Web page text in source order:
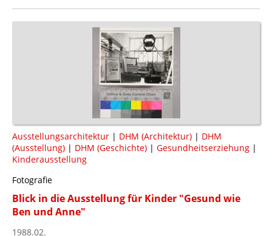
Ausstellungsarchitektur | DHM (Architektur) | DHM
(Ausstellung) | DHM (Geschichte) | Gesundheitserziehung |
Kinderausstellung
Fotografie
Blick in die Ausstellung für Kinder "Gesund wie
Ben und Anne"
1988.02.